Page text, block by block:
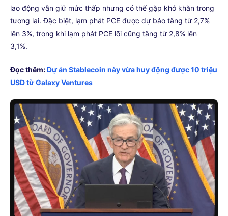
lao động vẫn giữ mức thấp nhưng có thể gặp khó khăn trong
tương lai. Đặc biệt, lạm phát PCE được dự báo tăng từ 2,7%
lên 3%, trong khi lạm phát PCE lõi cũng tăng từ 2,8% lên
3,1%.
Đọc thêm:Dự án Stablecoin này vừa huy động được 10 triệu
USD từ Galaxy Ventures